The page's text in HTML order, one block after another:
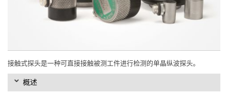
接触式探头是一种可直接接触被测工件进行检测的单晶纵波探头。
概述